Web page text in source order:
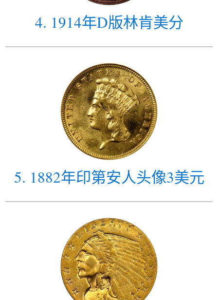
4. 1914年D版林肯美分
5. 1882年印第安人头像3美元